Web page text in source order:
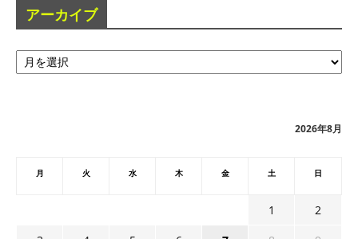
アーカイブ
ア
ー
2026年8月
月 火 水 木 金 土 日
1
2